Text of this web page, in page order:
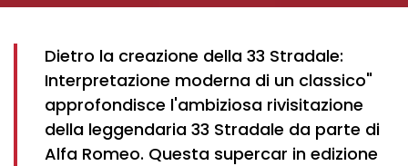
Dietro la creazione della 33 Stradale:
Interpretazione moderna di un classico"
approfondisce l'ambiziosa rivisitazione
della leggendaria 33 Stradale da parte di
Alfa Romeo. Questa supercar in edizione